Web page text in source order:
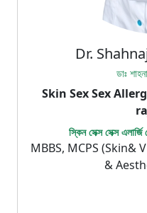
Dr.
ডাঃ
Skin Sex Sex
স্কিন সেক্স সেক্স
MBBS, MCPS (Skin&
&